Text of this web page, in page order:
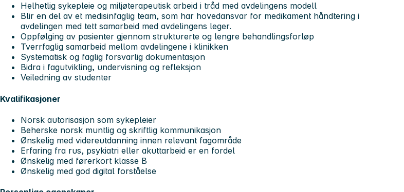
Helhetlig sykepleie og miljøterapeutisk arbeid i tråd med avdelingens modell
Blir en del av et medisinfaglig team, som har hovedansvar for medikament håndtering i
avdelingen med tett samarbeid med avdelingens leger.
Oppfølging av pasienter gjennom strukturerte og lengre behandlingsforløp
Tverrfaglig samarbeid mellom avdelingene i klinikken
Systematisk og faglig forsvarlig dokumentasjon
Bidra i fagutvikling, undervisning og refleksjon
Veiledning av studenter
Kvalifikasjoner
Norsk autorisasjon som sykepleier
Beherske norsk muntlig og skriftlig kommunikasjon
Ønskelig med videreutdanning innen relevant fagområde
Erfaring fra rus, psykiatri eller akuttarbeid er en fordel
Ønskelig med førerkort klasse B
Ønskelig med god digital forståelse